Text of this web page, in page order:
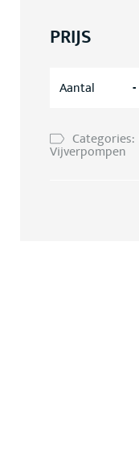
PRIJS
Aantal -
Categories:
Vijverpompen